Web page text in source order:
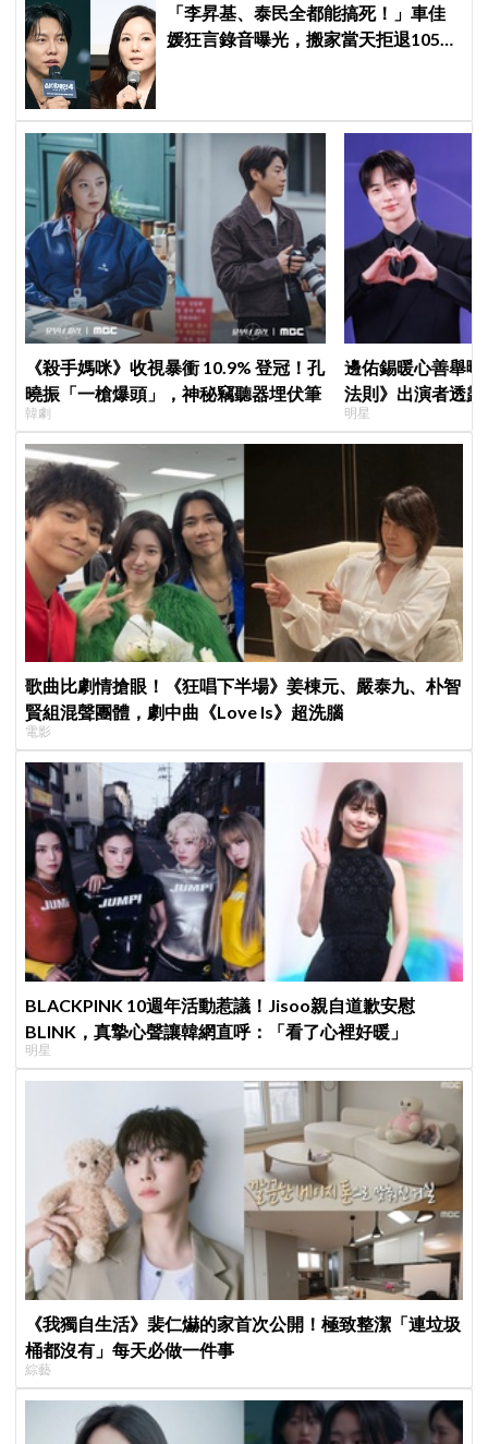
「李昇基、泰民全都能搞死！」車佳
媛狂言錄音曝光，搬家當天拒退105億
《殺手媽咪》收視暴衝 10.9% 登冠！孔
曉振「一槍爆頭」，神秘竊聽器埋伏筆
韓劇
邊佑錫暖心善舉
法則》出演者透
患者順利完成治療
明星
歌曲比劇情搶眼！《狂唱下半場》姜棟元、嚴泰九、朴智
賢組混聲團體，劇中曲《Love Is》超洗腦
電影
BLACKPINK 10週年活動惹議！Jisoo親自道歉安慰
BLINK，真摯心聲讓韓網直呼：「看了心裡好暖」
明星
《我獨自生活》裴仁爀的家首次公開！極致整潔「連垃圾
桶都沒有」每天必做一件事
綜藝